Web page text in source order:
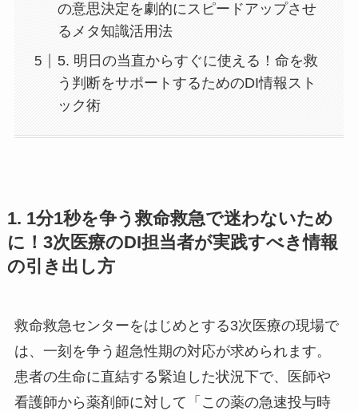
の意思決定を劇的にスピードアップさせ
るメタ知識活用法
5. 明日の当直からすぐに使える！命を救
う判断をサポートするためのDI情報スト
ック術
1. 1分1秒を争う救命救急で迷わないため
に！3次医療のDI担当者が実践すべき情報
の引き出し方
救命救急センターをはじめとする3次医療の現場で
は、一刻を争う超急性期の対応が求められます。
患者の生命に直結する緊迫した状況下で、医師や
看護師から薬剤師に対して「この薬の急速投与時